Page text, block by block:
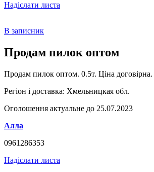
Надіслати листа
В записник
Продам пилок оптом
Продам пилок оптом. 0.5т. Ціна договірна.
Регіон і доставка: Хмельницкая обл.
Оголошення актуальне до 25.07.2023
Алла
0961286353
Надіслати листа